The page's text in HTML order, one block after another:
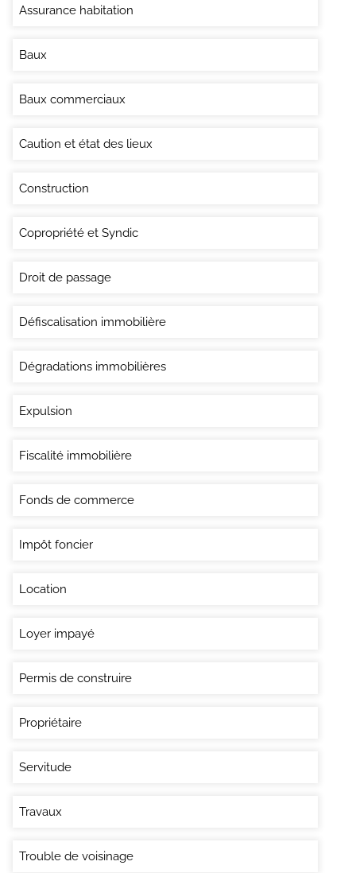
Assurance habitation
Baux
Baux commerciaux
Caution et état des lieux
Construction
Copropriété et Syndic
Droit de passage
Défiscalisation immobilière
Dégradations immobilières
Expulsion
Fiscalité immobilière
Fonds de commerce
Impôt foncier
Location
Loyer impayé
Permis de construire
Propriétaire
Servitude
Travaux
Trouble de voisinage